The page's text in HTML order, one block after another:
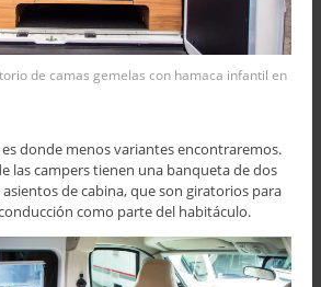
de camas gemelas con hamaca infantil en
donde menos variantes encontraremos.
las campers tienen una banqueta de dos
de cabina, que son giratorios para
como parte del habitáculo.